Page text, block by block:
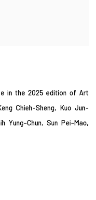
in the 2025 edition of Art
Chieh-Sheng, Kuo Jun-
Yung-Chun, Sun Pei-Mao,